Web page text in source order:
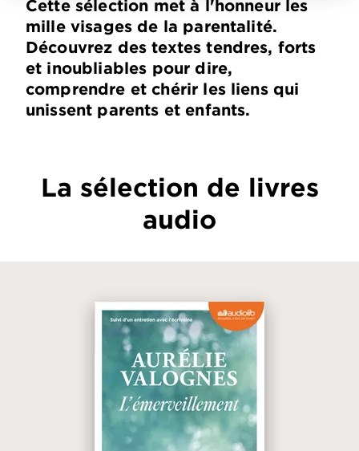
Cette sélection met à l'honneur les
mille visages de la parentalité.
Découvrez des textes tendres, forts
et inoubliables pour dire,
comprendre et chérir les liens qui
unissent parents et enfants.
La sélection de livres
audio